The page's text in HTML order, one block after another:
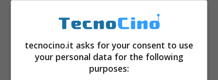
coinvolgendo tutti i servizi simili a quelli
Dotcom.
Megavideo era il sito che conteneva migliaia
tecnocino.it asks for your consent to use
your personal data for the following
purposes: